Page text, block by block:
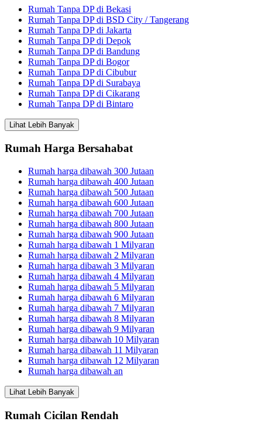
Rumah Tanpa DP di Bekasi
Rumah Tanpa DP di BSD City / Tangerang
Rumah Tanpa DP di Jakarta
Rumah Tanpa DP di Depok
Rumah Tanpa DP di Bandung
Rumah Tanpa DP di Bogor
Rumah Tanpa DP di Cibubur
Rumah Tanpa DP di Surabaya
Rumah Tanpa DP di Cikarang
Rumah Tanpa DP di Bintaro
Lihat Lebih Banyak
Rumah Harga Bersahabat
Rumah harga dibawah 300 Jutaan
Rumah harga dibawah 400 Jutaan
Rumah harga dibawah 500 Jutaan
Rumah harga dibawah 600 Jutaan
Rumah harga dibawah 700 Jutaan
Rumah harga dibawah 800 Jutaan
Rumah harga dibawah 900 Jutaan
Rumah harga dibawah 1 Milyaran
Rumah harga dibawah 2 Milyaran
Rumah harga dibawah 3 Milyaran
Rumah harga dibawah 4 Milyaran
Rumah harga dibawah 5 Milyaran
Rumah harga dibawah 6 Milyaran
Rumah harga dibawah 7 Milyaran
Rumah harga dibawah 8 Milyaran
Rumah harga dibawah 9 Milyaran
Rumah harga dibawah 10 Milyaran
Rumah harga dibawah 11 Milyaran
Rumah harga dibawah 12 Milyaran
Rumah harga dibawah an
Lihat Lebih Banyak
Rumah Cicilan Rendah